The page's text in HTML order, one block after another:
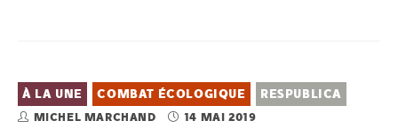
À LA UNE COMBAT ÉCOLOGIQUE RESPUBLICA
MICHEL MARCHAND 14 MAI 2019